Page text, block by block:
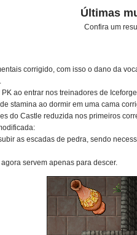
Últimas
Confira um
corrigido, com isso o dano da
ao entrar nos treinadores de
stamina ao dormir em uma cama
do Castle reduzida nos primeiros
as escadas de pedra, sendo
servem apenas para descer.